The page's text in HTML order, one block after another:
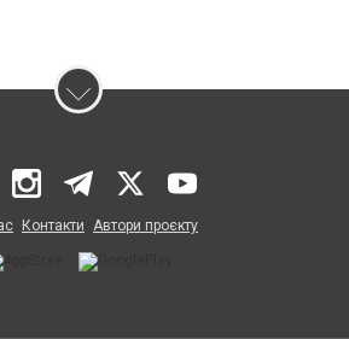
Контакти Автори проєкту